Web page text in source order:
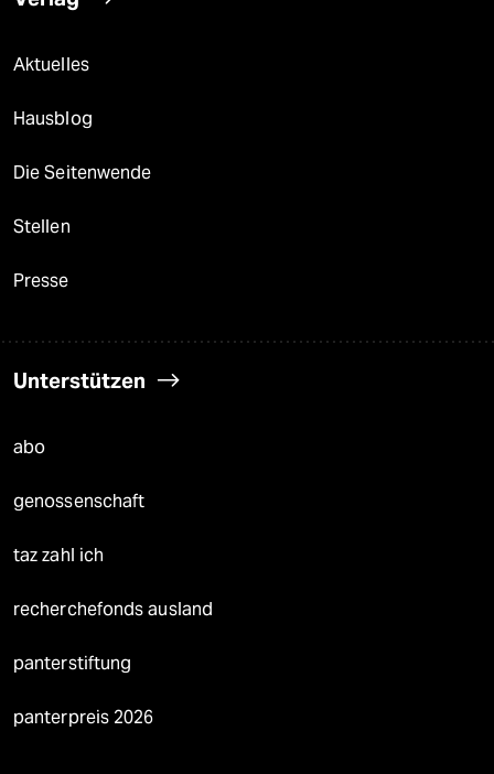
Aktuelles
Hausblog
Die Seitenwende
Stellen
Presse
Unterstützen
abo
genossenschaft
taz zahl ich
recherchefonds ausland
panterstiftung
panterpreis 2026